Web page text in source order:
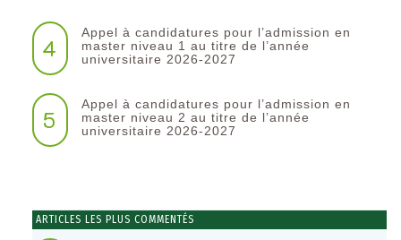
4
Appel à candidatures pour l’admission en
master niveau 1 au titre de l’année
universitaire 2026-2027
5
Appel à candidatures pour l’admission en
master niveau 2 au titre de l’année
universitaire 2026-2027
ARTICLES LES PLUS COMMENTÉS